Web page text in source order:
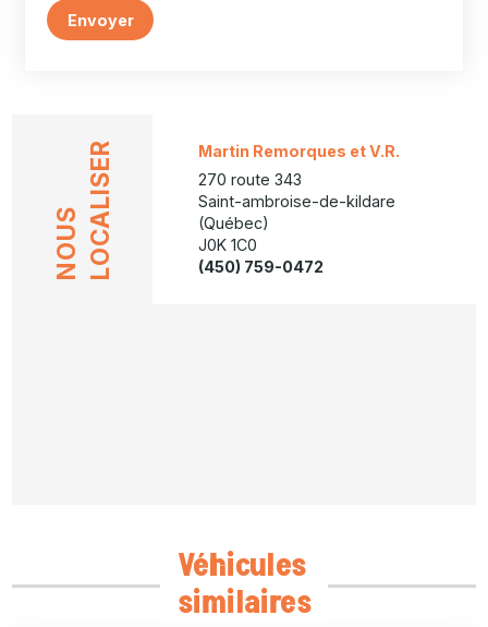
Envoyer
NOUS LOCALISER
Martin Remorques et V.R.
270 route 343
Saint-ambroise-de-kildare
(Québec)
J0K 1C0
(450) 759-0472
Véhicules
similaires